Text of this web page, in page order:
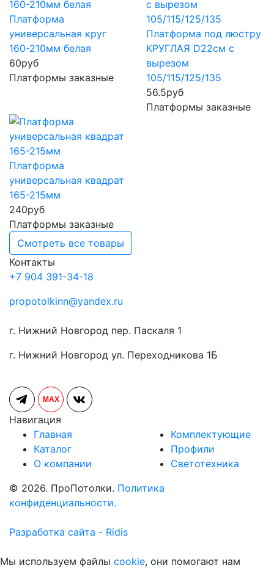
Платформа
универсальная круг
160-210мм белая
60руб
Платформы заказные
Платформа под люстру
КРУГЛАЯ D22см с
вырезом
105/115/125/135
56.5руб
Платформы заказные
Платформа
универсальная квадрат
165-215мм
240руб
Платформы заказные
Смотреть все товары
Контакты
+7 904 391-34-18
propotolkinn@yandex.ru
г. Нижний Новгород пер. Паскаля 1
г. Нижний Новгород ул. Переходникова 1Б
MAX
Навигация
Главная
Каталог
О компании
Комплектующие
Профили
Светотехника
© 2026. ПроПотолки. Политика
конфиденциальности.
Разработка сайта - Ridis
Мы используем файлы cookie, они помогают нам